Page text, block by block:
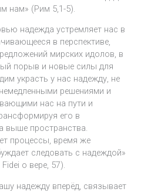
нам» (Рим 5,1-5).
надежда устремляет нас в
в перспективе,
мирских идолов, в
порыв и новые силы для
украсть у нас надежду, не
решениями и
нас на пути и
его в
выше пространства.
процессы, время же
следовать с надеждой»
о вере, 57).
надежду вперёд, связывает